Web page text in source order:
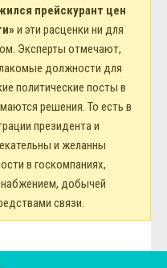
прейскурант цен
и эти расценки ни для
Эксперты отмечают,
должности для
политические посты в
решения. То есть в
президента и
и желанны
в госкомпаниях,
добычей
связи.